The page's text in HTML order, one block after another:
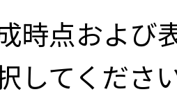
時点および
してくださ